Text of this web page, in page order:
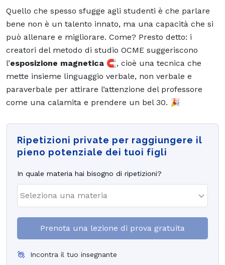
Quello che spesso sfugge agli studenti è che parlare
bene non è un talento innato, ma una capacità che si
può allenare e migliorare. Come? Presto detto: i
creatori del metodo di studio OCME suggeriscono
l’esposizione magnetica 🧲, cioè una tecnica che
mette insieme linguaggio verbale, non verbale e
paraverbale per attirare l’attenzione del professore
come una calamita e prendere un bel 30. 🎉
Ripetizioni private per raggiungere il
pieno potenziale dei tuoi figli
In quale materia hai bisogno di ripetizioni?
Prenota una lezione di prova gratuita
Incontra il tuo insegnante